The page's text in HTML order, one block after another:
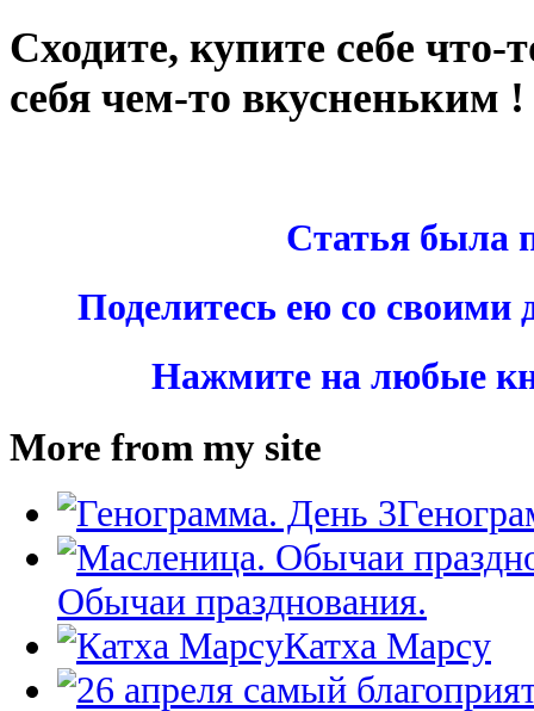
Сходите, купите себе что-
себя чем-то вкусненьким !
Статья была
Поделитесь ею со своими
Нажмите на любые
More from my site
Обычаи празднования.
Катха Марсу